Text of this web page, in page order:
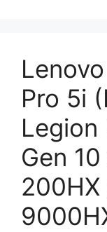
Pro 5i
Legion
Gen
200HX